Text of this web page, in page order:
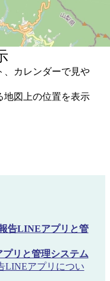
、カレンダーで見や
地図上の位置を表示
告LINEアプリと管
リと管理システム
LINEアプリについ